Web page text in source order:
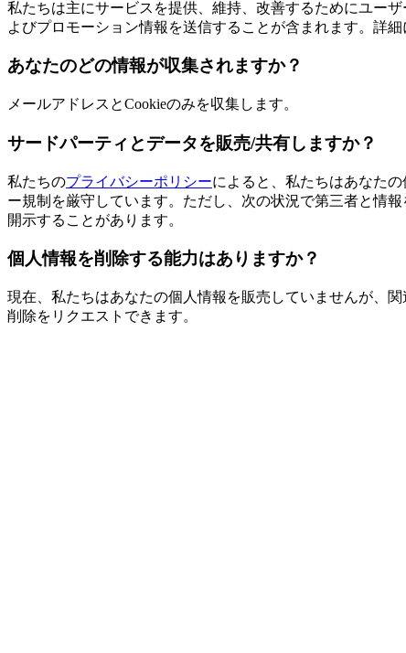
私たちは主にサービスを提供、維持、改善するためにユー
よびプロモーション情報を送信することが含まれます。詳
あなたのどの情報が収集されますか？
メールアドレスとCookieのみを収集します。
サードパーティとデータを販売/共有しますか？
私たちのプライバシーポリシーによると、私たちはあなた
ー規制を厳守しています。ただし、次の状況で第三者と情
開示することがあります。
個人情報を削除する能力はありますか？
現在、私たちはあなたの個人情報を販売していませんが、
削除をリクエストできます。